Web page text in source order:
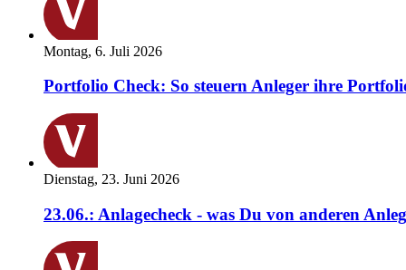
Montag, 6. Juli 2026
Portfolio Check: So steuern Anleger ihre
Dienstag, 23. Juni 2026
23.06.: Anlagecheck - was Du von anderen